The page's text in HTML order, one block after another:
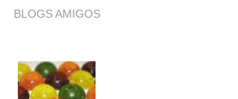
BLOGS AMIGOS